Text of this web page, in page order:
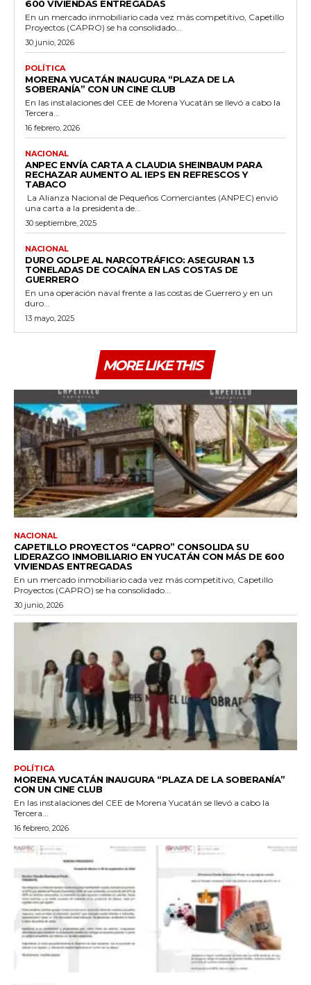
600 VIVIENDAS ENTREGADAS
En un mercado inmobiliario cada vez más competitivo, Capetillo
Proyectos (CAPRO) se ha consolidado...
30 junio, 2026
POLÍTICA
MORENA YUCATÁN INAUGURA “PLAZA DE LA
SOBERANÍA” CON UN CINE CLUB
En las instalaciones del CEE de Morena Yucatán se llevó a cabo la
Tercera...
16 febrero, 2026
NACIONAL
ANPEC ENVÍA CARTA A CLAUDIA SHEINBAUM PARA
RECHAZAR AUMENTO AL IEPS EN REFRESCOS Y
TABACO
La Alianza Nacional de Pequeños Comerciantes (ANPEC) envió
una carta a la presidenta de...
30 septiembre, 2025
NACIONAL
DURO GOLPE AL NARCOTRÁFICO: ASEGURAN 1.3
TONELADAS DE COCAÍNA EN LAS COSTAS DE
GUERRERO
En una operación naval frente a las costas de Guerrero y en un
duro...
13 mayo, 2025
MORE LIKE THIS
NACIONAL
CAPETILLO PROYECTOS “CAPRO” CONSOLIDA SU
LIDERAZGO INMOBILIARIO EN YUCATÁN CON MÁS DE 600
VIVIENDAS ENTREGADAS
En un mercado inmobiliario cada vez más competitivo, Capetillo
Proyectos (CAPRO) se ha consolidado...
30 junio, 2026
POLÍTICA
MORENA YUCATÁN INAUGURA “PLAZA DE LA SOBERANÍA”
CON UN CINE CLUB
En las instalaciones del CEE de Morena Yucatán se llevó a cabo la
Tercera...
16 febrero, 2026